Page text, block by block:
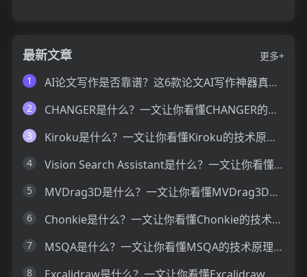
最新文章
更多+
1
AI论文写作是否靠谱？这6款论文AI写作神器真的可以让你效率翻倍
2 CHANGER是什么？一文让你看懂CHANGER的技术原理、主要功能、应用场景
3 Kiroku是什么？一文让你看懂Kiroku的技术原理、主要功能、应用场景
4 Vision Search Assistant是什么？一文让你看懂Vision Search Assistant的技术原理、主要功能、应用场景
5 MVDrag3D是什么？一文让你看懂MVDrag3D的技术原理、主要功能、应用场景
6 Chonkie是什么？一文让你看懂Chonkie的技术原理、主要功能、应用场景
7 MSQA是什么？一文让你看懂MSQA的技术原理、主要功能、应用场景
8